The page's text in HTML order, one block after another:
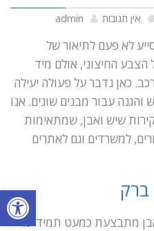
פתח
אין תגובות admin
לא פעם לתיאור של
הצבע החיצוני, אולם מיד
כאן נדבר על פעולה יעילה
והגנה עבור מבנים שונים. אנו
שיש ואבן, שמתאימות
למשרדים וגם לאתרים
ברק
מתבצעת כמעט תמיד על